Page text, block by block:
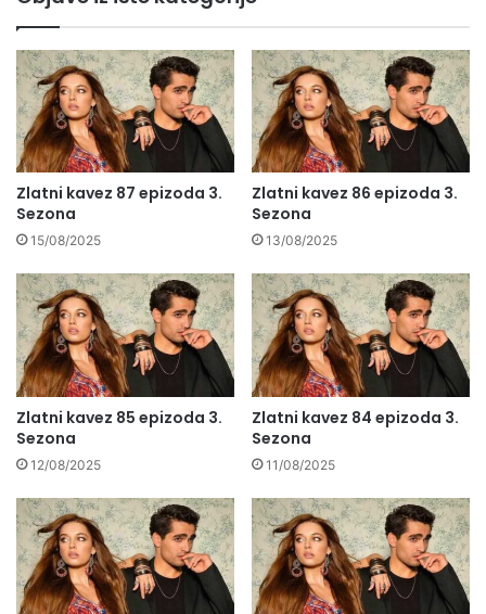
Zlatni kavez 87 epizoda 3.
Sezona
15/08/2025
Zlatni kavez 86 epizoda 3.
Sezona
13/08/2025
Zlatni kavez 85 epizoda 3.
Sezona
12/08/2025
Zlatni kavez 84 epizoda 3.
Sezona
11/08/2025